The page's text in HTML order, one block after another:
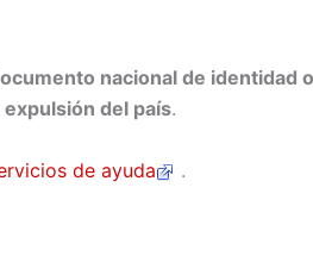
nacional de identidad
del país.
de ayuda .